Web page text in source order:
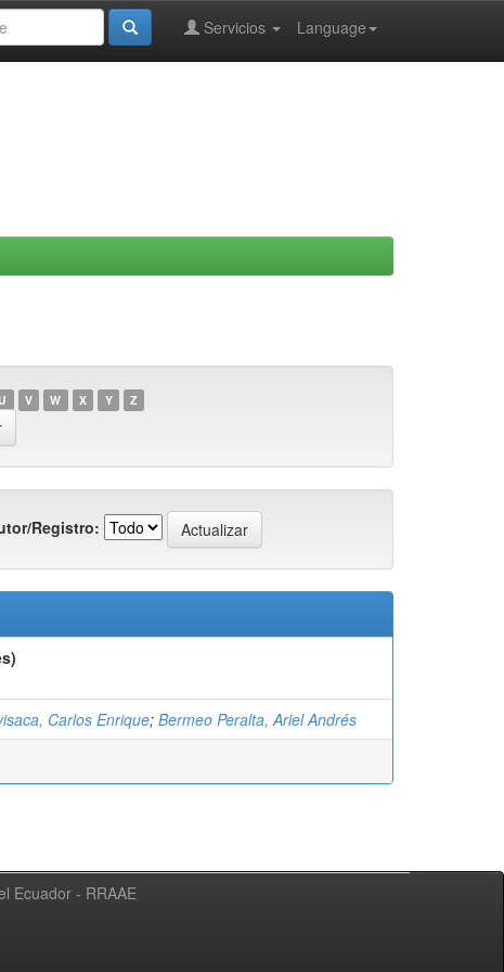
Language
Servicios
U V W X Y Z
Registro:
Carlos Enrique; Bermeo Peralta, Ariel Andrés
Ecuador - RRAAE